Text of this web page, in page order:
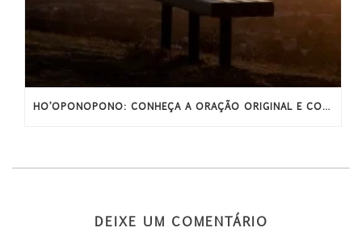
HO’OPONOPONO: CONHEÇA A ORAÇÃO ORIGINAL E COMPLETA
DEIXE UM COMENTÁRIO